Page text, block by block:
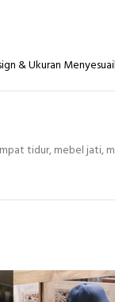
& Ukuran
tidur,mebel jati,